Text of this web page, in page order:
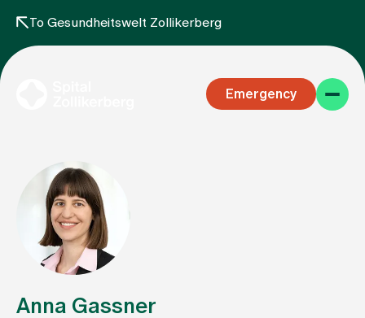
To Gesundheitswelt Zollikerberg
Emergency
Specialist areas
Stay
Anna Gassner